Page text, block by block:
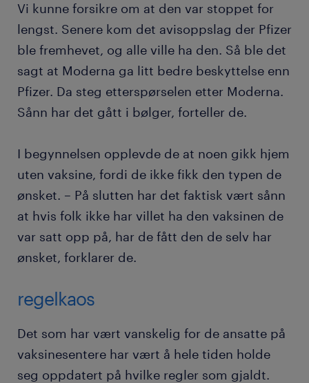
Vi kunne forsikre om at den var stoppet for
lengst. Senere kom det avisoppslag der Pfizer
ble fremhevet, og alle ville ha den. Så ble det
sagt at Moderna ga litt bedre beskyttelse enn
Pfizer. Da steg etterspørselen etter Moderna.
Sånn har det gått i bølger, forteller de.
I begynnelsen opplevde de at noen gikk hjem
uten vaksine, fordi de ikke fikk den typen de
ønsket. – På slutten har det faktisk vært sånn
at hvis folk ikke har villet ha den vaksinen de
var satt opp på, har de fått den de selv har
ønsket, forklarer de.
regelkaos
Det som har vært vanskelig for de ansatte på
vaksinesentere har vært å hele tiden holde
seg oppdatert på hvilke regler som gjaldt.